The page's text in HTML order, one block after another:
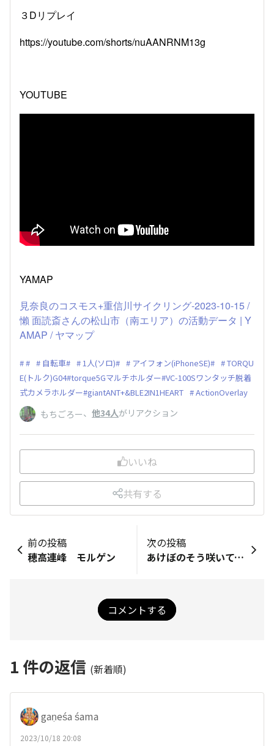
３Dリプレイ
https://youtube.com/shorts/nuAANRNM13g
YOUTUBE
YAMAP
見奈良のコスモス+重信川サイクリング-2023-10-15 /
懶 面読斎さんの松山市（南エリア）の活動データ | Y
AMAP / ヤマップ
# 自転車# 1人(ソロ)# アイフォン(iPhoneSE)#
TORQU
E(トルク)G04#torque5Gマルチホルダー#VC-100Sワンタッチ脱着
式カメラホルダー#giantANT+&BLE2IN1HEART
ActionOverlay
もちごろー、 他34人がリアクション
いいね
共有する
前の投稿
穂高連峰 モルゲン
次の投稿
あけぼのそう咲いてましたけど
コメントする
1 件の返信 (新着順)
gaṇeśa śama
2023/10/18 20:08